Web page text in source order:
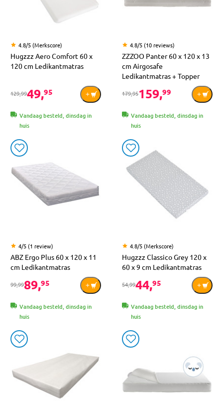
4.8/5 (Merkscore)
Hugzzz Aero Comfort 60 x
120 cm Ledikantmatras
129,9949,95
Vandaag besteld, dinsdag in
huis
4.8/5 (10 reviews)
ZZZOO Panter 60 x 120 x 13
cm Airgosafe
Ledikantmatras + Topper
179,95159,99
Vandaag besteld, dinsdag in
huis
4/5 (1 review)
ABZ Ergo Plus 60 x 120 x 11
cm Ledikantmatras
99,9989,95
Vandaag besteld, dinsdag in
huis
4.8/5 (Merkscore)
Hugzzz Classico Grey 120 x
60 x 9 cm Ledikantmatras
54,9944,95
Vandaag besteld, dinsdag in
huis